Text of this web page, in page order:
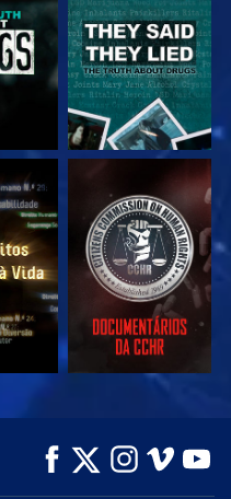
VEJA
VEJA
EXPLORE A SÉRIE